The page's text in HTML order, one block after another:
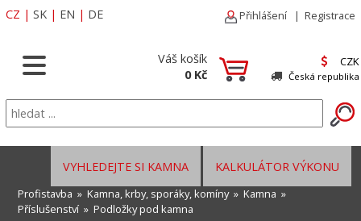
CZ | SK | EN | DE Přihlášení | Registrace
Váš košík
0 Kč
CZK
Česká republika
KALKULÁTOR VÝKONU
VYHLEDEJTE SI KAMNA
Profistavba » Kamna, krby, sporáky, komíny» Kamna »
Příslušenství » Podložky pod kamna